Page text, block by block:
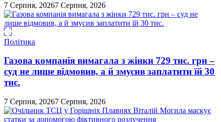
7 Серпня, 20267 Серпня, 2026
Політика
Газова компанія вимагала з жінки 729 тис. грн –
суд не лише відмовив, а й змусив заплатити їй 30
тис.
7 Серпня, 20267 Серпня, 2026